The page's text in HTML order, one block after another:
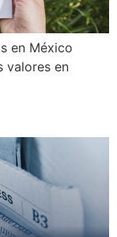
en México
valores en